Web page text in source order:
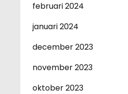
februari 2024
januari 2024
december 2023
november 2023
oktober 2023